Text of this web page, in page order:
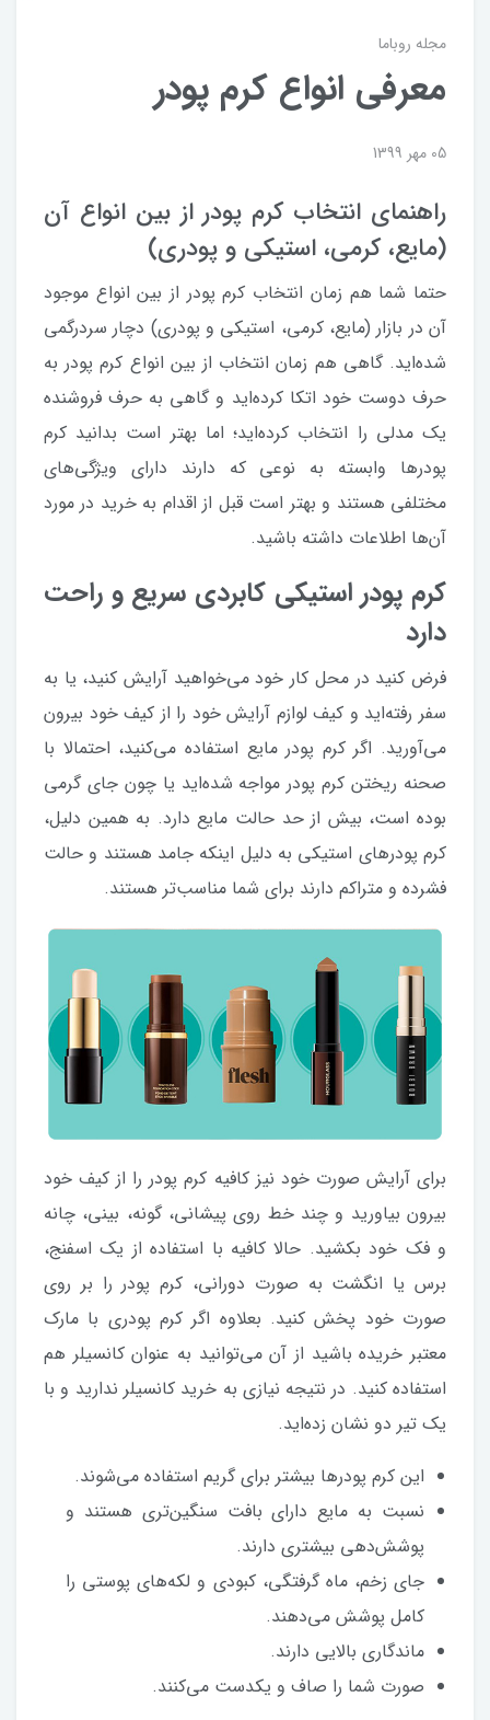
مجله روباما
معرفی انواع کرم پودر
05 مهر 1399
راهنمای انتخاب کرم پودر از بین انواع آن
(مایع، کرمی، استیکی و پودری)
حتما شما هم زمان انتخاب کرم پودر از بین انواع موجود
آن در بازار (مایع، کرمی، استیکی و پودری) دچار سردرگمی
شده‌اید. گاهی هم زمان انتخاب از بین انواع کرم پودر به
حرف دوست خود اتکا کرده‌اید و گاهی به حرف فروشنده
یک مدلی را انتخاب کرده‌اید؛ اما بهتر است بدانید کرم
پودرها وابسته به نوعی که دارند دارای ویژگی‌های
مختلفی هستند و بهتر است قبل از اقدام به خرید در مورد
آن‌ها اطلاعات داشته باشید.
کرم پودر استیکی کابردی سریع و راحت
دارد
فرض کنید در محل کار خود می‌خواهید آرایش کنید، یا به
سفر رفته‌اید و کیف لوازم آرایش خود را از کیف خود بیرون
می‌آورید. اگر کرم پودر مایع استفاده می‌کنید، احتمالا با
صحنه ریختن کرم پودر مواجه شده‌اید یا چون جای گرمی
بوده است، بیش از حد حالت مایع دارد. به همین دلیل،
کرم پودرهای استیکی به دلیل اینکه جامد هستند و حالت
فشرده و متراکم دارند برای شما مناسب‌تر هستند.
برای آرایش صورت خود نیز کافیه کرم پودر را از کیف خود
بیرون بیاورید و چند خط روی پیشانی، گونه، بینی، چانه
و فک خود بکشید. حالا کافیه با استفاده از یک اسفنج،
برس یا انگشت به صورت دورانی، کرم پودر را بر روی
صورت خود پخش کنید. بعلاوه اگر کرم پودری با مارک
معتبر خریده باشید از آن می‌توانید به عنوان کانسیلر هم
استفاده کنید. در نتیجه نیازی به خرید کانسیلر ندارید و با
یک تیر دو نشان زده‌اید.
این کرم پودرها بیشتر برای گریم استفاده می‌شوند.
نسبت به مایع دارای بافت سنگین‌تری هستند و
پوشش‌دهی بیشتری دارند.
جای زخم، ماه گرفتگی، کبودی و لکه‌های پوستی را
کامل پوشش می‌دهند.
ماندگاری بالایی دارند.
صورت شما را صاف و یکدست می‌کنند.